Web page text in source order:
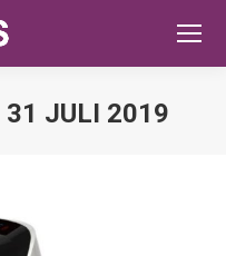
31 JULI 2019